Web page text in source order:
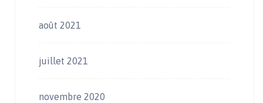
août 2021
juillet 2021
novembre 2020